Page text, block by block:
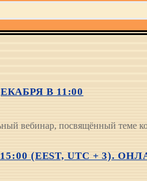
В 11:00
вебинар, посвящённый теме
(EEST, UTC + 3).